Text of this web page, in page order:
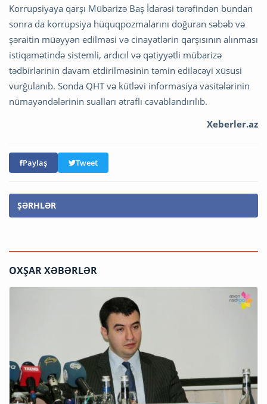
Korrupsiyaya qarşı Mübarizə Baş İdarəsi tərəfindən bundan
sonra da korrupsiya hüquqpozmalarını doğuran səbəb və
şəraitin müəyyən edilməsi və cinayətlərin qarşısının alınması
istiqamətində sistemli, ardıcıl və qətiyyətli mübarizə
tədbirlərinin davam etdirilməsinin təmin ediləcəyi xüsusi
vurğulanıb. Sonda QHT və kütləvi informasiya vasitələrinin
nümayəndələrinin sualları ətraflı cavablandırılıb.
Xeberler.az
Paylaş Tweet
ŞƏRHLƏR
OXŞAR XƏBƏRLƏR